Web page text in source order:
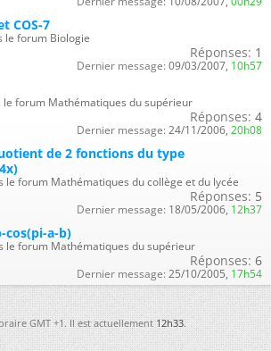
COS-7
le forum Biologie
Réponses: 1
Dernier message: 09/03/2007, 10h57
le forum Mathématiques du supérieur
Réponses: 4
Dernier message: 24/11/2006, 20h08
de 2 fonctions du type
le forum Mathématiques du collège et du lycée
Réponses: 5
Dernier message: 18/05/2006, 12h37
cos(pi-a-b)
le forum Mathématiques du supérieur
Réponses: 6
Dernier message: 25/10/2005, 17h54
GMT +1. Il est actuellement12h33.